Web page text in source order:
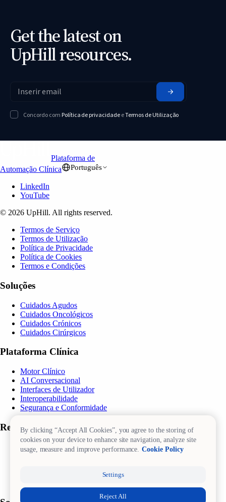
Get the latest on
UpHill resources.
Concordo com Política de privacidadeeTermos de Utilização
Plataforma de
Automação Clínica
Português
LinkedIn
YouTube
© 2026 UpHill. All rights reserved.
Termos de Serviço
Termos de Utilização
Política de Privacidade
Política de Cookies
Termos e Condições
Soluções
Cuidados Agudos
Cuidados Oncológicos
Cuidados Crónicos
Cuidados Cirúrgicos
Plataforma Clínica
Motor Clínico
AI Conversacional
Interfaces de Utilizador
Interoperabilidade
Segurança e Conformidade
Recursos
Blog
eBooks
By clicking “Accept All Cookies”, you agree to the storing of
cookies on your device to enhance site navigation, analyze site
usage, measure and improve performance. Cookie Policy
Settings
Reject All